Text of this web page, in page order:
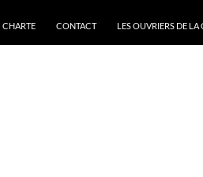
CHARTE CONTACT LES OUVRIERS DE